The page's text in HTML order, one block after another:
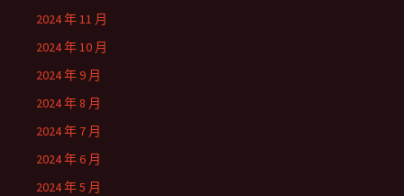
2024 年 11 月
2024 年 10 月
2024 年 9 月
2024 年 8 月
2024 年 7 月
2024 年 6 月
2024 年 5 月